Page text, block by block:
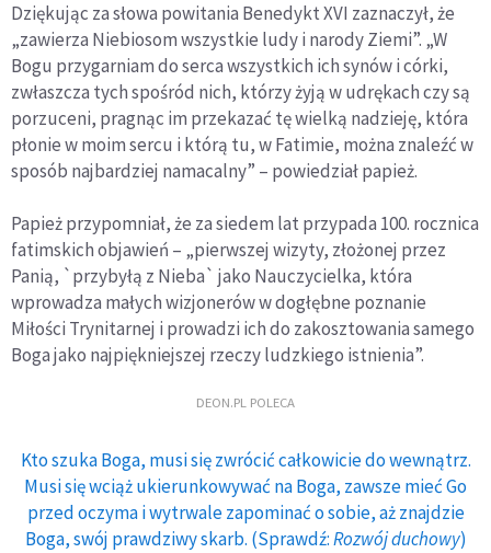
Dziękując za słowa powitania Benedykt XVI zaznaczył, że
„zawierza Niebiosom wszystkie ludy i narody Ziemi”. „W
Bogu przygarniam do serca wszystkich ich synów i córki,
zwłaszcza tych spośród nich, którzy żyją w udrękach czy są
porzuceni, pragnąc im przekazać tę wielką nadzieję, która
płonie w moim sercu i którą tu, w Fatimie, można znaleźć w
sposób najbardziej namacalny” – powiedział papież.
Papież przypomniał, że za siedem lat przypada 100. rocznica
fatimskich objawień – „pierwszej wizyty, złożonej przez
Panią, `przybyłą z Nieba` jako Nauczycielka, która
wprowadza małych wizjonerów w dogłębne poznanie
Miłości Trynitarnej i prowadzi ich do zakosztowania samego
Boga jako najpiękniejszej rzeczy ludzkiego istnienia”.
DEON.PL POLECA
Kto szuka Boga, musi się zwrócić całkowicie do wewnątrz.
Musi się wciąż ukierunkowywać na Boga, zawsze mieć Go
przed oczyma i wytrwale zapominać o sobie, aż znajdzie
Boga, swój prawdziwy skarb. (Sprawdź:Rozwój duchowy)